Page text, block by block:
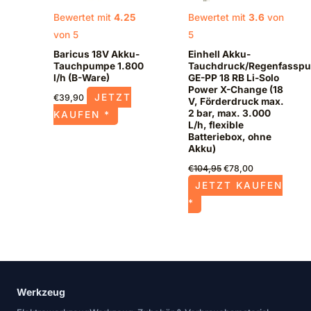
Bewertet mit4.25
von 5
Baricus 18V Akku-
Tauchpumpe 1.800
l/h (B-Ware)
€39,90
JETZT
KAUFEN *
Bewertet mit 3.6von
5
Einhell Akku-
Tauchdruck/
GE-PP 18 RB Li-Solo
Power X-Change (18
V, Förderdruck max.
2 bar, max. 3.000
L/h, flexible
Batteriebox, ohne
Akku)
€104,95 €78,00
JETZT KAUFEN
*
Werkzeug